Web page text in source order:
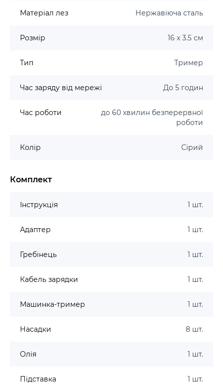
Матеріал лез Нержавіюча сталь
Розмір 16 х 3.5 см
Тип Тример
Час заряду від мережі До 5 годин
Час роботи
до 60 хвилин безперервної
роботи
Колір Сірий
Комплект
Інструкція 1 шт.
Адаптер 1 шт.
Гребінець 1 шт.
Кабель зарядки 1 шт.
Машинка-тример 1 шт.
Насадки 8 шт.
Олія 1 шт.
Підставка 1 шт.